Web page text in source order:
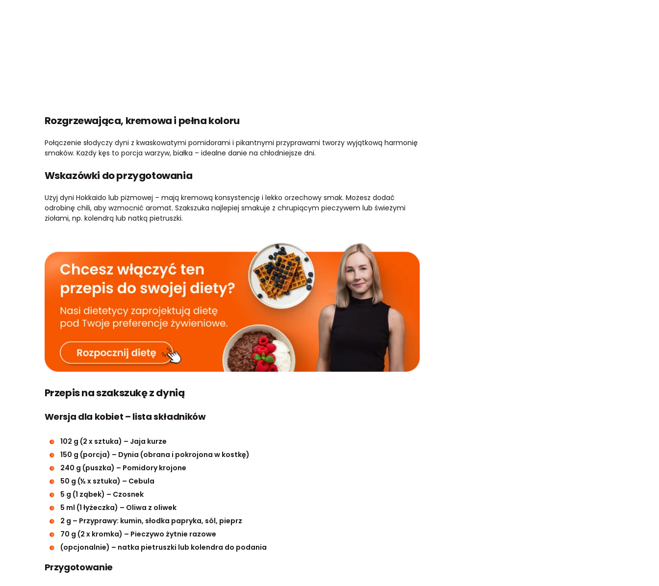
Rozgrzewająca, kremowa i pełna koloru
Połączenie słodyczy dyni z kwaskowatymi pomidorami i pikantnymi przyprawami tworzy wyjątkową harmonię
smaków. Każdy kęs to porcja warzyw, białka – idealne danie na chłodniejsze dni.
Wskazówki do przygotowania
Użyj dyni Hokkaido lub piżmowej – mają kremową konsystencję i lekko orzechowy smak. Możesz dodać
odrobinę chili, aby wzmocnić aromat. Szakszuka najlepiej smakuje z chrupiącym pieczywem lub świeżymi
ziołami, np. kolendrą lub natką pietruszki.
Przepis na szakszukę z dynią
Wersja dla kobiet – lista składników
102 g (2 x sztuka) – Jaja kurze
150 g (porcja) – Dynia (obrana i pokrojona w kostkę)
240 g (puszka) – Pomidory krojone
50 g (½ x sztuka) – Cebula
5 g (1 ząbek) – Czosnek
5 ml (1 łyżeczka) – Oliwa z oliwek
2 g – Przyprawy: kumin, słodka papryka, sól, pieprz
70 g (2 x kromka) – Pieczywo żytnie razowe
(opcjonalnie) – natka pietruszki lub kolendra do podania
Przygotowanie